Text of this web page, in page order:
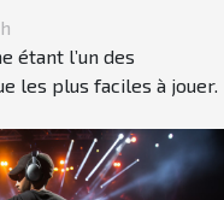
étant l’un des
les plus faciles à jouer.